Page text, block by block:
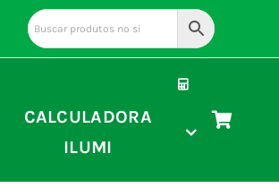
CALCULADORA
ILUMI